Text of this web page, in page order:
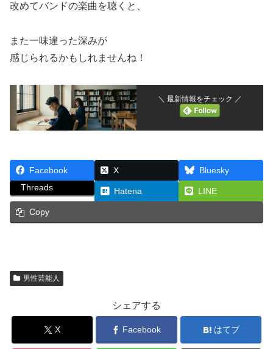
改めてバンドの楽曲を聴くと、
また一味違った深みが
感じられるかもしれませんね！
＼ 最新情報をチェック ／
Facebook X
Bluesky
Threads
Hatena LINE
Copy
男性芸能人
シェアする
X Facebook はてブ